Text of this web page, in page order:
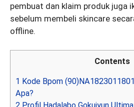
pembuat dan klaim produk juga
sebelum membeli skincare
offline.
Contents
1 Kode Bpom
Apa?